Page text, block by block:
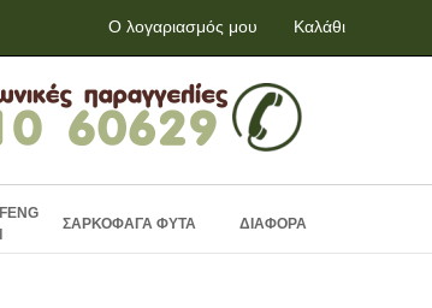
Ο λογαριασμός μου Καλάθι
ΣΑΡΚΟΦΑΓΑ ΦΥΤΑ ΔΙΑΦΟΡΑ